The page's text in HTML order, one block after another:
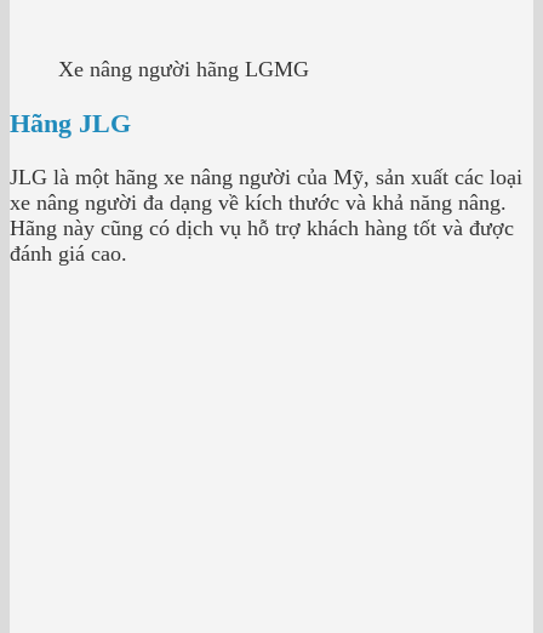
Xe nâng người hãng LGMG
Hãng JLG
JLG là một hãng xe nâng người của Mỹ, sản xuất các loại
xe nâng người đa dạng về kích thước và khả năng nâng.
Hãng này cũng có dịch vụ hỗ trợ khách hàng tốt và được
đánh giá cao.